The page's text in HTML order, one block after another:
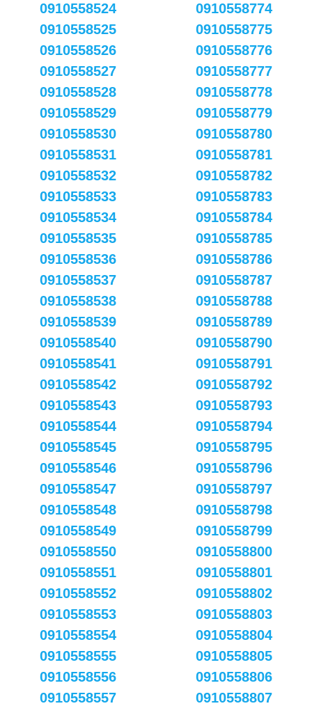
0910558524
0910558525
0910558526
0910558527
0910558528
0910558529
0910558530
0910558531
0910558532
0910558533
0910558534
0910558535
0910558536
0910558537
0910558538
0910558539
0910558540
0910558541
0910558542
0910558543
0910558544
0910558545
0910558546
0910558547
0910558548
0910558549
0910558550
0910558551
0910558552
0910558553
0910558554
0910558555
0910558556
0910558557
0910558774
0910558775
0910558776
0910558777
0910558778
0910558779
0910558780
0910558781
0910558782
0910558783
0910558784
0910558785
0910558786
0910558787
0910558788
0910558789
0910558790
0910558791
0910558792
0910558793
0910558794
0910558795
0910558796
0910558797
0910558798
0910558799
0910558800
0910558801
0910558802
0910558803
0910558804
0910558805
0910558806
0910558807